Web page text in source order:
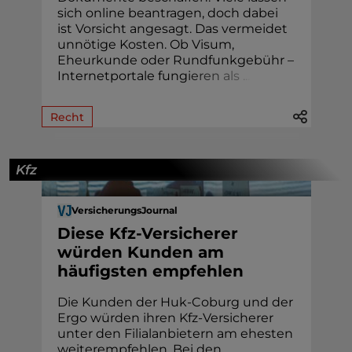
sich online beantragen, doch dabei
ist Vorsicht angesagt. Das vermeidet
unnötige Kosten. Ob Visum,
Eheur­kunde oder Rund­funk­gebühr –
Internetportale fungieren als
Recht
Kfz
VersicherungsJournal
Diese Kfz-Versicherer
würden Kunden am
häufigsten empfehlen
Die Kunden der Huk-Coburg und der
Ergo würden ihren Kfz-Versicherer
unter den Filialanbietern am ehesten
weiterempfehlen. Bei den